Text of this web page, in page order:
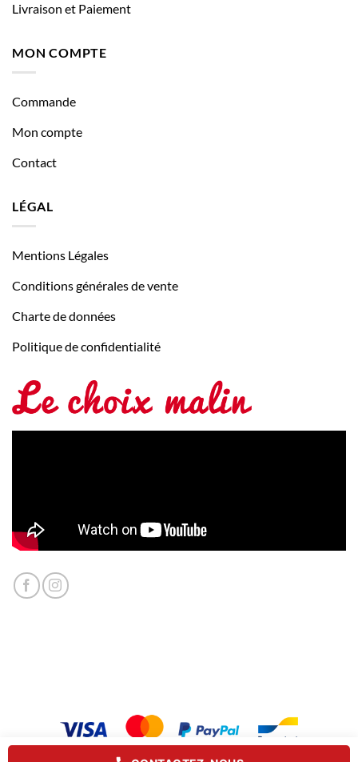
Livraison et Paiement
MON COMPTE
Commande
Mon compte
Contact
LÉGAL
Mentions Légales
Conditions générales de vente
Charte de données
Politique de confidentialité